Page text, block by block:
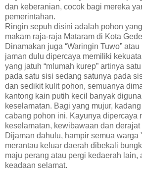
dan keberanian, cocok bagi mereka
pemerintahan.
Ringin sepuh disini adalah pohon
makam raja-raja Mataram di Kota
Dinamakan juga “Waringin Tuwo”
jaman dulu dipercaya memiliki
yang jatuh “mlumah kurep” artinya
pada satu sisi sedang satunya pada
dan sedikit kulit pohon, semuanya
kantong kain putih kecil banyak
keselamatan. Bagi yang mujur,
cabang pohon ini. Kayunya dipercaya
keselamatan, kewibawaan dan
Dijaman dahulu, hampir semua warga
merantau keluar daerah dibekali
maju perang atau pergi kedaerah lain,
keadaan selamat.